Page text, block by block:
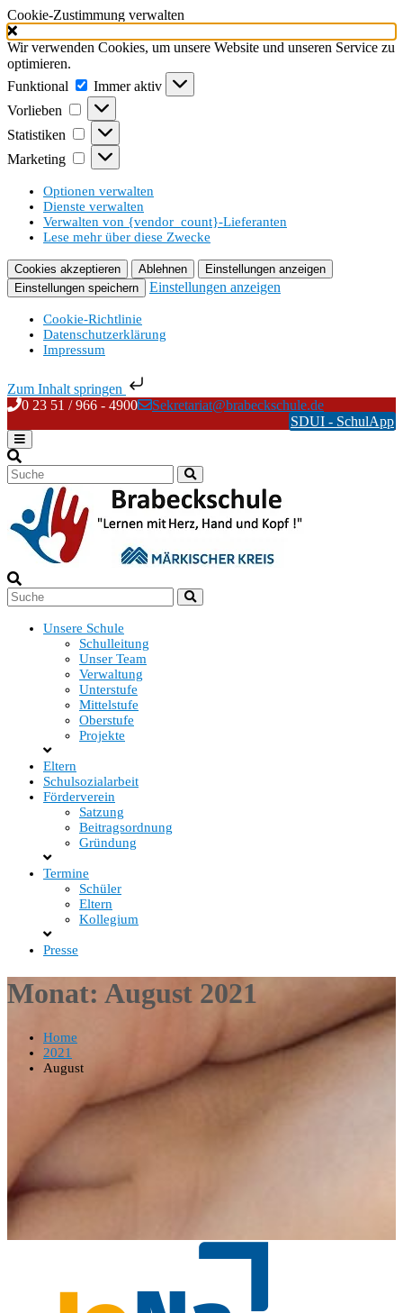
Cookie-Zustimmung verwalten
Wir verwenden Cookies, um unsere Website und unseren Service zu
optimieren.
Funktional
Funktional
Immer aktiv
Vorlieben
Vorlieben
Statistiken Statistiken
Marketing Marketing
Optionen verwalten
Dienste verwalten
Verwalten von {vendor_count}-Lieferanten
Lese mehr über diese Zwecke
Cookies akzeptieren Ablehnen
Einstellungen anzeigen
Einstellungen speichern
Einstellungen anzeigen
Cookie-Richtlinie
Datenschutzerklärung
Impressum
Zum Inhalt springen
Skip
content
0 23 51 / 966 - 4900
Sekretariat@brabeckschule.de
SDUI - SchulApp
Unsere Schule
Schulleitung
Unser Team
Verwaltung
Unterstufe
Mittelstufe
Oberstufe
Projekte
Eltern
Schulsozialarbeit
Förderverein
Satzung
Beitragsordnung
Gründung
Termine
Schüler
Eltern
Kollegium
Presse
Monat: August 2021
Home
2021
August